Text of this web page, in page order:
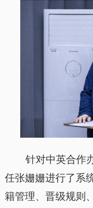
针对中英合作
任张姗姗进行了系
籍管理、晋级规则